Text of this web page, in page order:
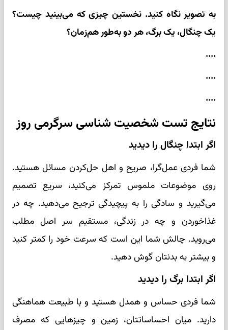
به تصویر نگاه کنید. نخستین چیزی که می‌بینید چیست؟
یک چنگال، یک برگ، هر دو به‌طور هم‌زمان؟
....
....
....
نتایج تست شخصیت شناسی سرگرمی روز
اگر ابتدا چنگال را دیدید
شما فردی عمل‌گرا، صریح و اهل حل‌کردن مسائل هستید.
روی موضوعات ملموس تمرکز می‌کنید، سریع تصمیم
می‌گیرید و سادگی را به پیچیدگی ترجیح می‌دهید. چه در
غذاخوردن و چه در زندگی، مستقیم سر اصل مطلب
می‌روید. چالش شما این است که سرعت خود را کمتر کنید
و بیشتر به بدنتان گوش دهید.
اگر ابتدا برگ را دیدید
شما فردی حساس و همدل هستید و با طبیعت هماهنگی
دارید. میان احساساتتان، زمین و چیزهایی که مصرف